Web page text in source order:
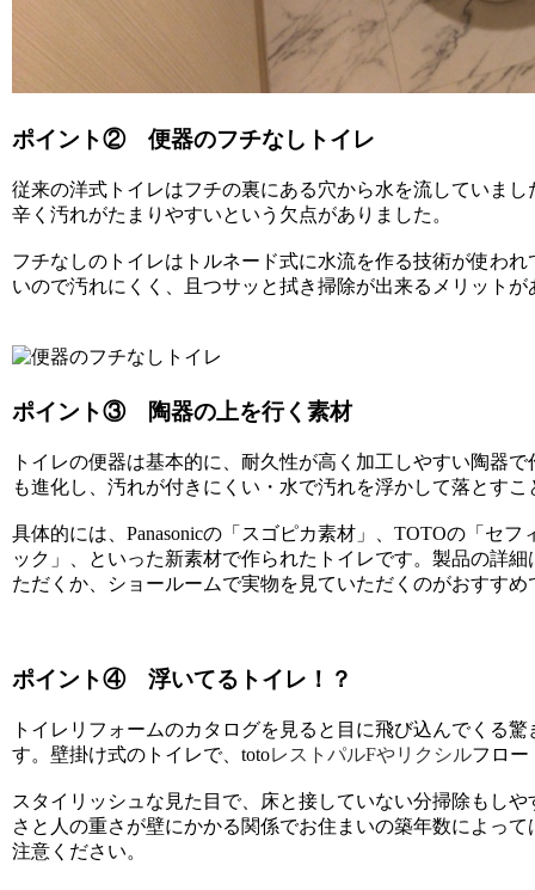
ポイント② 便器のフチなしトイレ
従来の洋式トイレはフチの裏にある穴から水を流していま
辛く汚れがたまりやすいという欠点がありました。
フチなしのトイレはトルネード式に水流を作る技術が使わ
いので汚れにくく、且つサッと拭き掃除が出来るメリットが
ポイント③ 陶器の上を行く素材
トイレの便器は基本的に、耐久性が高く加工しやすい陶器
も進化し、汚れが付きにくい・水で汚れを浮かして落とす
具体的には、Panasonicの「スゴピカ素材」、TOTOの「セ
ック」、といった新素材で作られたトイレです。製品の詳
ただくか、ショールームで実物を見ていただくのがおすすめ
ポイント④ 浮いてるトイレ！？
トイレリフォームのカタログを見ると目に飛び込んでくる
す。壁掛け式のトイレで、totoレストパルFやリクシルフロー
スタイリッシュな見た目で、床と接していない分掃除もし
さと人の重さが壁にかかる関係でお住まいの築年数によっ
注意ください。